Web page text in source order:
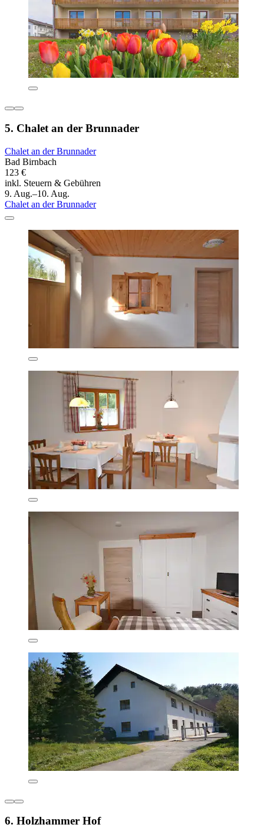
5. Chalet an der Brunnader
Chalet an der Brunnader
Bad Birnbach
123 €
inkl. Steuern & Gebühren
9. Aug.–10. Aug.
Chalet an der Brunnader
6. Holzhammer Hof